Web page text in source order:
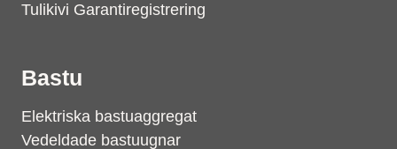
Tulikivi Garantiregistrering
Bastu
Elektriska bastuaggregat
Vedeldade bastuugnar